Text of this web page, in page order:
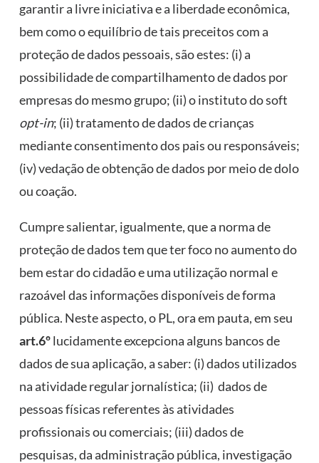
garantir a livre iniciativa e a liberdade econômica,
bem como o equilíbrio de tais preceitos com a
proteção de dados pessoais, são estes: (i) a
possibilidade de compartilhamento de dados por
empresas do mesmo grupo; (ii) o instituto do soft
opt-in; (ii) tratamento de dados de crianças
mediante consentimento dos pais ou responsáveis;
(iv) vedação de obtenção de dados por meio de dolo
ou coação.
Cumpre salientar, igualmente, que a norma de
proteção de dados tem que ter foco no aumento do
bem estar do cidadão e uma utilização normal e
razoável das informações disponíveis de forma
pública. Neste aspecto, o PL, ora em pauta, em seu
art.6ºlucidamente excepciona alguns bancos de
dados de sua aplicação, a saber: (i) dados utilizados
na atividade regular jornalística; (ii) dados de
pessoas físicas referentes às atividades
profissionais ou comerciais; (iii) dados de
pesquisas, da administração pública, investigação